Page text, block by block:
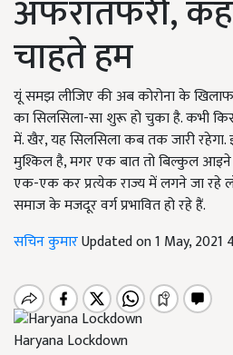
अफरातफरी,
चाहते हम
यूं समझ लीजिए की अब कोरोना के
का सिलसिला-सा शुरू हो चुका है. कभी
में. खैर, यह सिलसिला कब तक जारी
मुश्किल है, मगर एक बात तो बिल्कुल
एक-एक कर प्रत्येक राज्य में लगने जा रहे
समाज के मजदूर वर्ग प्रभावित हो रहे हैं.
सचिन कुमारUpdated on 1 May, 2021
Haryana Lockdown